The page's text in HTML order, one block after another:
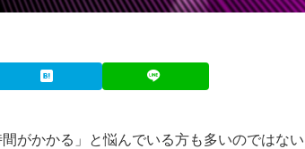
がかかる」と悩んでいる方も多いのではない